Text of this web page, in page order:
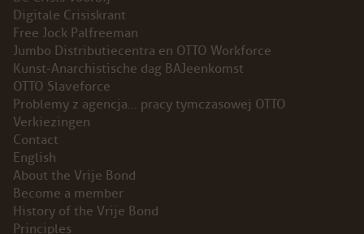
INSTAGRAM
BLUESKY
ENGLISH
ABOUT THE VRIJE BOND
PRINCIPLES
BECOME A MEMBER
Digitale Crisiskrant
Free Jock Palfreeman
Jumbo Distributiecentra en OTTO Workforce
Kunst-Anarchistische dag BAJeenkomst
OTTO Slaveforce
Problemy z agencja… pracy tymczasowej OTTO
Verkiezingen
Contact
English
About the Vrije Bond
Become a member
History of the Vrije Bond
Principles